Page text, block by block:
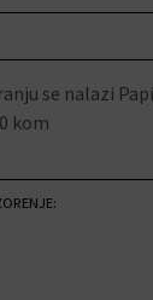
se nalazi
kom